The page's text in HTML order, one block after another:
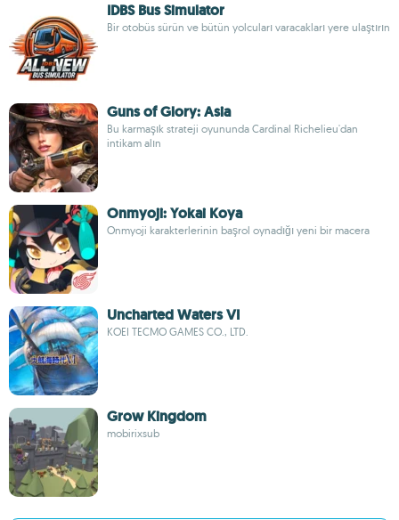
IDBS Bus Simulator
Bir otobüs sürün ve bütün yolcuları varacakları yere ulaştırın
Guns of Glory: Asia
Bu karmaşık strateji oyununda Cardinal Richelieu'dan
intikam alın
Onmyoji: Yokai Koya
Onmyoji karakterlerinin başrol oynadığı yeni bir macera
Uncharted Waters VI
KOEI TECMO GAMES CO., LTD.
Grow Kingdom
mobirixsub